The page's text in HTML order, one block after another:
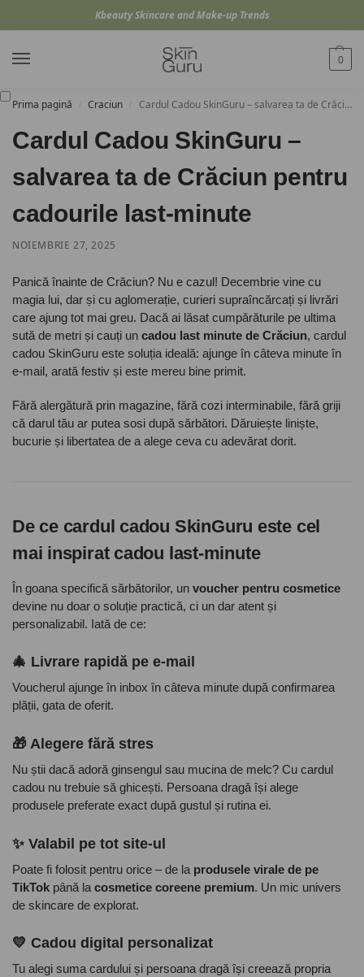
Kbeauty Skincare and Make-up Trends
0
Prima pagină / Craciun / Cardul Cadou SkinGuru – salvarea ta de Crăciun pentru cadourile last-minute
Cardul Cadou SkinGuru –
salvarea ta de Crăciun pentru
cadourile last-minute
NOIEMBRIE 27, 2025
Panică înainte de Crăciun? Nu e cazul! Decembrie vine cu
magia lui, dar și cu aglomerație, curieri supraîncărcați și livrări
care ajung tot mai greu. Dacă ai lăsat cumpărăturile pe ultima
sută de metri și cauți un cadou last minute de Crăciun, cardul
cadou SkinGuru este soluția ideală: ajunge în câteva minute în
e-mail, arată festiv și este mereu bine primit.
Fără alergătură prin magazine, fără cozi interminabile, fără griji
că darul tău ar putea sosi după sărbători. Dăruiește liniște,
bucurie și libertatea de a alege ceva cu adevărat dorit.
De ce cardul cadou SkinGuru este cel
mai inspirat cadou last-minute
În goana specifică sărbătorilor, un voucher pentru cosmetice
devine nu doar o soluție practică, ci un dar atent și
personalizabil. Iată de ce:
🎄 Livrare rapidă pe e-mail
Voucherul ajunge în inbox în câteva minute după confirmarea
plății, gata de oferit.
🎁 Alegere fără stres
Nu știi dacă adoră ginsengul sau mucina de melc? Cu cardul
cadou nu trebuie să ghicești. Persoana dragă își alege
produsele preferate exact după gustul și rutina ei.
✨ Valabil pe tot site-ul
Poate fi folosit pentru orice – de la produsele virale de pe
TikTok până la cosmetice coreene premium. Un mic univers
de skincare de explorat.
💛 Cadou digital personalizat
Tu alegi suma cardului și persoana dragă își creează propria